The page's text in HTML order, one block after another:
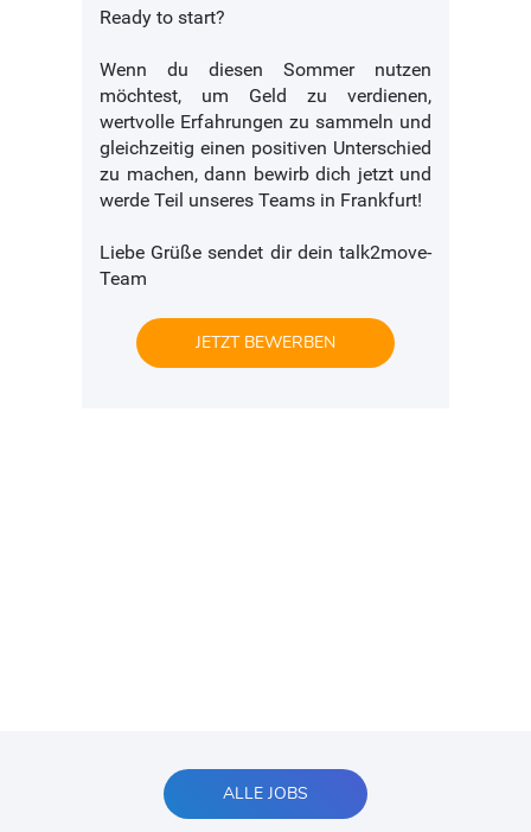
Ready to start?
Wenn du diesen Sommer nutzen
möchtest, um Geld zu verdienen,
wertvolle Erfahrungen zu sammeln und
gleichzeitig einen positiven Unterschied
zu machen, dann bewirb dich jetzt und
werde Teil unseres Teams in Frankfurt!
Liebe Grüße sendet dir dein talk2move-
Team
JETZT BEWERBEN
ALLE JOBS